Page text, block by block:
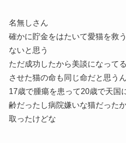
名無しさん
確かに貯金をはたいて愛猫を救
ないと思う
ただ成功したから美談になって
させた猫の命も同じ命だと思う
17歳で腫瘍を患って20歳で天国
齢だったし病院嫌いな猫だった
取ったけどな